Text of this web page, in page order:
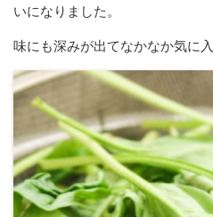
いになりました。
味にも深みが出てなかなか気に